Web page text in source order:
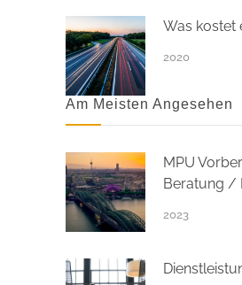
Was kostet
2020
Am Meisten Angesehen
MPU
Beratung /
2023